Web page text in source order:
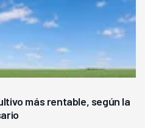
más rentable, según la